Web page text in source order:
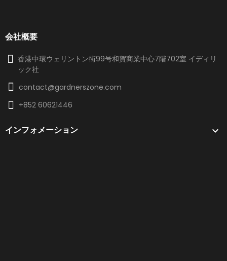
会社概要
香港中環ウェリントン街99号和賀商業中心7階702室 イディリ
ック社
contact@gardnerszone.com
+852 60621446
インフォメーション 